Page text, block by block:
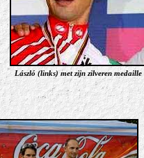
László (links) met zijn zilveren